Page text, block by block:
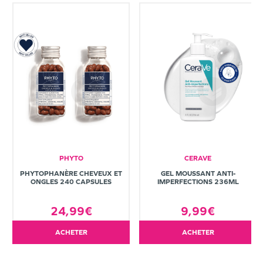
PHYTO
PHYTOPHANÈRE CHEVEUX ET
ONGLES 240 CAPSULES
24,99€
ACHETER
CERAVE
GEL MOUSSANT ANTI-
IMPERFECTIONS 236ML
9,99€
ACHETER